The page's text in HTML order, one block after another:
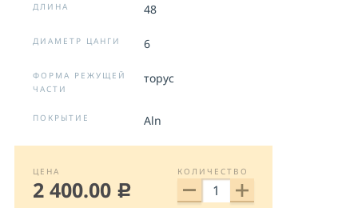
ДЛИНА 48
ДИАМЕТР ЦАНГИ 6
ФОРМА РЕЖУЩЕЙ
ЧАСТИ
торус
ПОКРЫТИЕ Aln
ЦЕНА
2 400.00 c
КОЛИЧЕСТВО